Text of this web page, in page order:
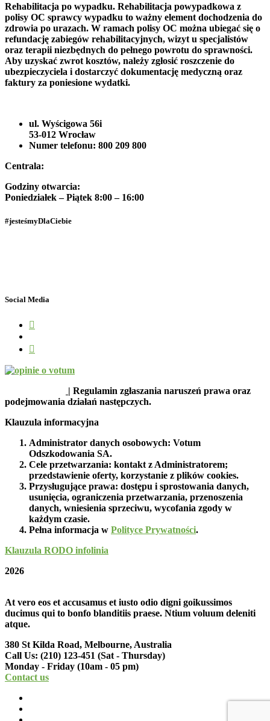
Rehabilitacja po wypadku. Rehabilitacja powypadkowa z
polisy OC sprawcy wypadku to ważny element dochodzenia do
zdrowia po urazach. W ramach polisy OC można ubiegać się o
refundację zabiegów rehabilitacyjnych, wizyt u specjalistów
oraz terapii niezbędnych do pełnego powrotu do sprawności.
Aby uzyskać zwrot kosztów, należy zgłosić roszczenie do
ubezpieczyciela i dostarczyć dokumentację medyczną oraz
faktury za poniesione wydatki.
ul. Wyścigowa 56i
53-012 Wrocław
Numer telefonu: 800 209 800
Centrala:
Godziny otwarcia:
Poniedziałek – Piątek 8:00 – 16:00
#jesteśmyDlaCiebie
Social Media
| Regulamin zgłaszania naruszeń prawa oraz
podejmowania działań następczych.
Klauzula informacyjna
Administrator danych osobowych: Votum
Odszkodowania SA.
Cele przetwarzania: kontakt z Administratorem;
przedstawienie oferty, korzystanie z plików cookies.
Przysługujące prawa: dostępu i sprostowania danych,
usunięcia, ograniczenia przetwarzania, przenoszenia
danych, wniesienia sprzeciwu, wycofania zgody w
każdym czasie.
Pełna informacja w Polityce Prywatności.
Klauzula RODO infolinia
2026
At vero eos et accusamus et iusto odio digni goikussimos
ducimus qui to bonfo blanditiis praese. Ntium voluum deleniti
atque.
380 St Kilda Road, Melbourne, Australia
Call Us: (210) 123-451 (Sat - Thursday)
Monday - Friday (10am - 05 pm)
Contact us